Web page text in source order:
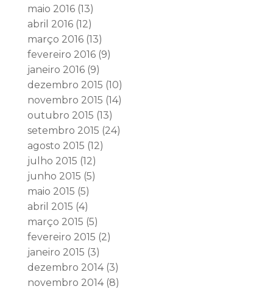
maio 2016(13)
abril 2016(12)
março 2016(13)
fevereiro 2016(9)
janeiro 2016(9)
dezembro 2015 (10)
novembro 2015 (14)
outubro 2015 (13)
setembro 2015 (24)
agosto 2015 (12)
julho 2015 (12)
junho 2015 (5)
maio 2015 (5)
abril 2015 (4)
março 2015 (5)
fevereiro 2015 (2)
janeiro 2015 (3)
dezembro 2014(3)
novembro 2014(8)